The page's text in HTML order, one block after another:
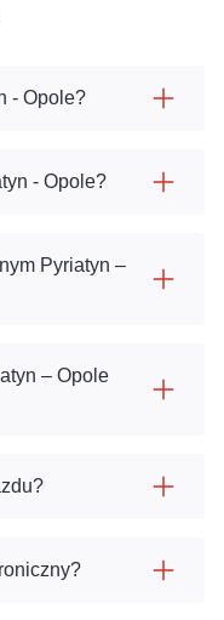
- Opole?
- Opole?
Pyriatyn –
– Opole